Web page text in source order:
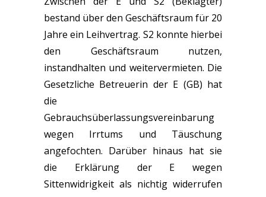
bestand über den Geschäftsraum für 20
Jahre ein Leihvertrag. S2 konnte hierbei
den Geschäftsraum nutzen,
instandhalten und weitervermieten. Die
Gesetzliche Betreuerin der E (GB) hat
die
Gebrauchsüberlassungsvereinbarung
wegen Irrtums und Täuschung
angefochten. Darüber hinaus hat sie
die Erklärung der E wegen
Sittenwidrigkeit als nichtig widerrufen